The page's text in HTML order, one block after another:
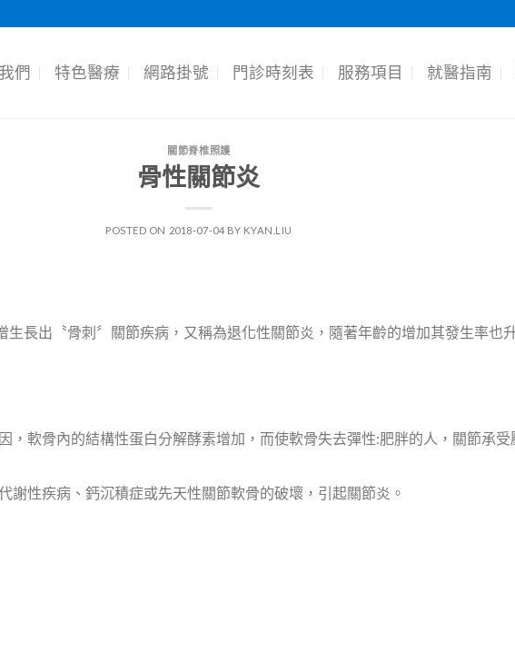
們 特色醫療 網路掛號 門診時刻表 服務項目 就醫指南
關節脊椎照護
骨性關節炎
POSTED ON 2018-07-04 BY KYAN.LIU
生長出〝骨刺〞關節疾病，又稱為退化性關節炎，隨著年齡的增加其發生率也
，軟骨內的結構性蛋白分解酵素增加，而使軟骨失去彈性:肥胖的人，關節承
謝性疾病、鈣沉積症或先天性關節軟骨的破壞，引起關節炎。